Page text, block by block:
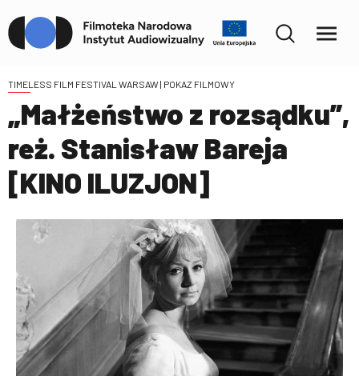
TIMELESS FILM FESTIVAL WARSAW | POKAZ FILMOWY
„Małżeństwo z rozsądku”,
reż. Stanisław Bareja
[KINO ILUZJON]